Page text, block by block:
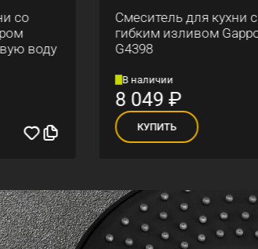
со
воду
Смеситель для кухни с
гибким изливом Gappo
G4398
В наличии
8 049₽
КУПИТЬ